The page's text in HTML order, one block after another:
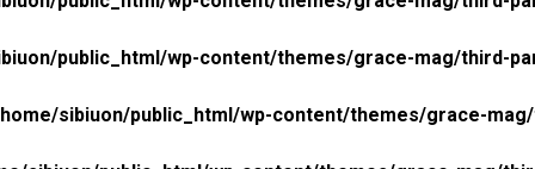
public_html/wp-content/themes/grace-mag/third-
sibiuon/public_html/wp-content/themes/grace-